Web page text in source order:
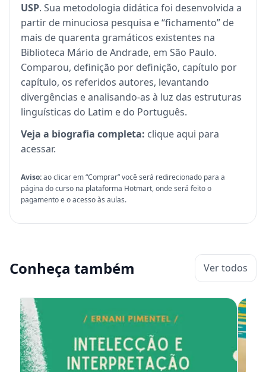
USP. Sua metodologia didática foi desenvolvida a
partir de minuciosa pesquisa e “fichamento” de
mais de quarenta gramáticos existentes na
Biblioteca Mário de Andrade, em São Paulo.
Comparou, definição por definição, capítulo por
capítulo, os referidos autores, levantando
divergências e analisando-as à luz das estruturas
linguísticas do Latim e do Português.
Veja a biografia completa: clique aqui para
acessar.
Aviso:ao clicar em “Comprar” você será redirecionado para a
página do curso na plataforma Hotmart, onde será feito o
pagamento e o acesso às aulas.
Conheça também Ver todos